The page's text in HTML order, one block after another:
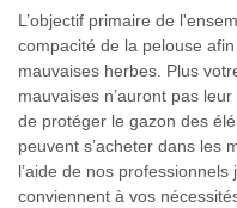
L’objectif primaire de
compacité de la pelouse
mauvaises herbes. Plus
mauvaises n’auront pas
de protéger le gazon des
peuvent s’acheter dans les
l’aide de nos
conviennent à vos